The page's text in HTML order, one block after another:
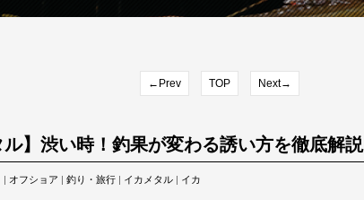
←Prev TOP Next→
ル】渋い時！釣果が変わる誘い方を徹底解説
オフショア 釣り・旅行 イカメタル イカ